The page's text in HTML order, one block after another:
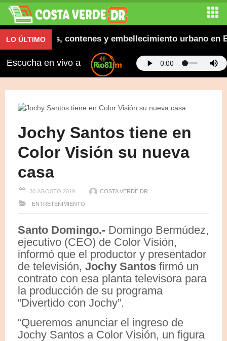
LO ÚLTIMO
aceras, contenes y embellecimiento urbano en El
Escucha en vivo a
Jochy Santos tiene en
Color Visión su nueva
casa
30 AGOSTO 2019 COSTA VERDE DR
ENTRETENIMIENTO
Santo Domingo.- Domingo Bermúdez,
ejecutivo (CEO) de Color Visión,
informó que el productor y presentador
de televisión, Jochy Santos firmó un
contrato con esa planta televisora para
la producción de su programa
“Divertido con Jochy”.
“Queremos anunciar el ingreso de
Jochy Santos a Color Visión, un figura